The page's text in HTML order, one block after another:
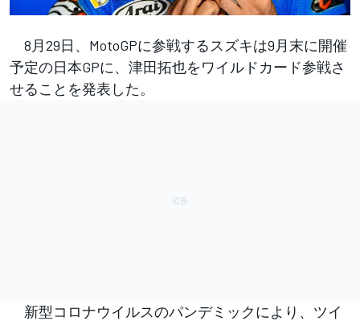
8月29日、MotoGPに参戦するスズキは9月末に開催
予定の日本GPに、津田拓也をワイルドカード参戦さ
せることを発表した。
新型コロナウイルスのパンデミックにより、ツイ